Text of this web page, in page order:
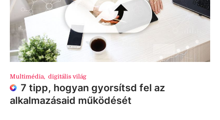
Multimédia, digitális világ
7 tipp, hogyan gyorsítsd fel az
alkalmazásaid működését